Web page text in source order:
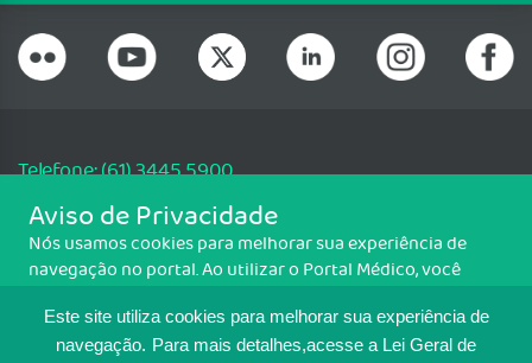
Este site utiliza cookies para melhorar sua experiência de
navegação. Para mais detalhes,acesse a Lei Geral de
Telefone: (61) 3445 5900
Email: cfm@portalmedico.org.br
SGAS 616, Conjunto D, Lote 115, L2 Sul, Brasília/DF - CEP: 70200-760 -
CNPJ: 33.583.550/0001-30
MAPA DO SITE
Aviso de Privacidade
Nós usamos cookies para melhorar sua experiência de
navegação no portal. Ao utilizar o Portal Médico, você
Para ter mais informações sobre como isso é feito, acesse
Política de cookies. Se você concorda, clique em ACEITO.